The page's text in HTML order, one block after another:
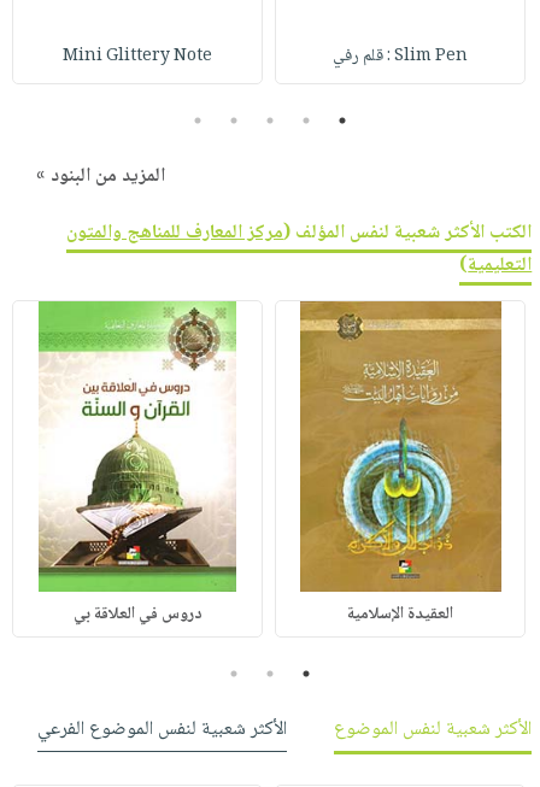
Slim Pen : قلم رفي Mini Glittery Note
1
2
3
4
5
المزيد من البنود »
الكتب الأكثر شعبية لنفس المؤلف (مركز المعارف للمناهج والمتون
التعليمية)
العقيدة الإسلامية دروس في العلاقة بي
1
2
3
الأكثر شعبية لنفس الموضوع
الأكثر شعبية لنفس الموضوع الفرعي